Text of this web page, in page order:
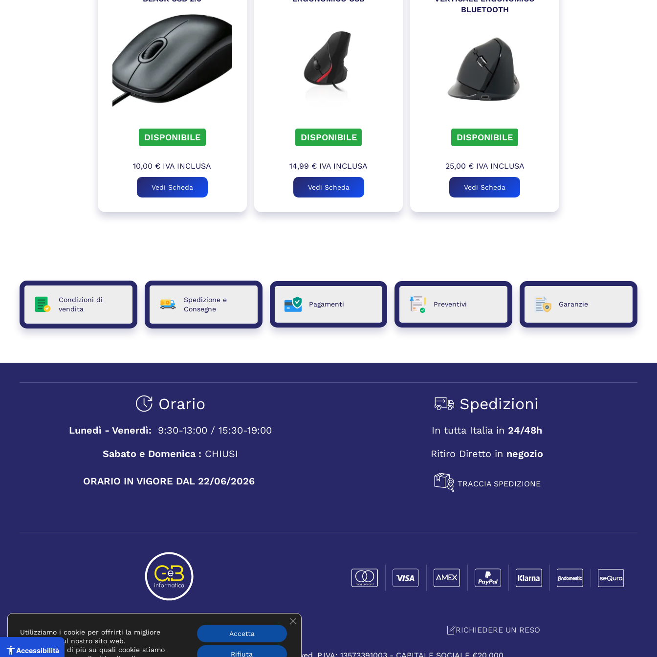
DISPONIBILE
10,00 € IVA INCLUSA
Vedi Scheda
DISPONIBILE
14,99 € IVA INCLUSA
Vedi Scheda
BLUETOOTH
DISPONIBILE
25,00 €IVA INCLUSA
Vedi Scheda
Condizioni di
vendita
Spedizione e
Consegne
Pagamenti Preventivi Garanzie
Orario
Lunedì - Venerdì:
9:30-13:00 / 15:30-19:00
Sabato e Domenica : CHIUSI
ORARIO IN VIGORE DAL 22/06/2026
Spedizioni
In tutta Italia in 24/48h
Ritiro Diretto in negozio
TRACCIA SPEDIZIONE
PRIVACY POLICY
(SI APRE IN UNA NUOVA FINESTRA)
RICHIEDERE UN RESO
Utilizziamo i cookie per offrirti la migliore
esperienza sul nostro sito web.
Puoi scoprire di più su quali cookie stiamo
Accetta
Rifiuta
Close GDPR Cookie Banner
Accessibilità